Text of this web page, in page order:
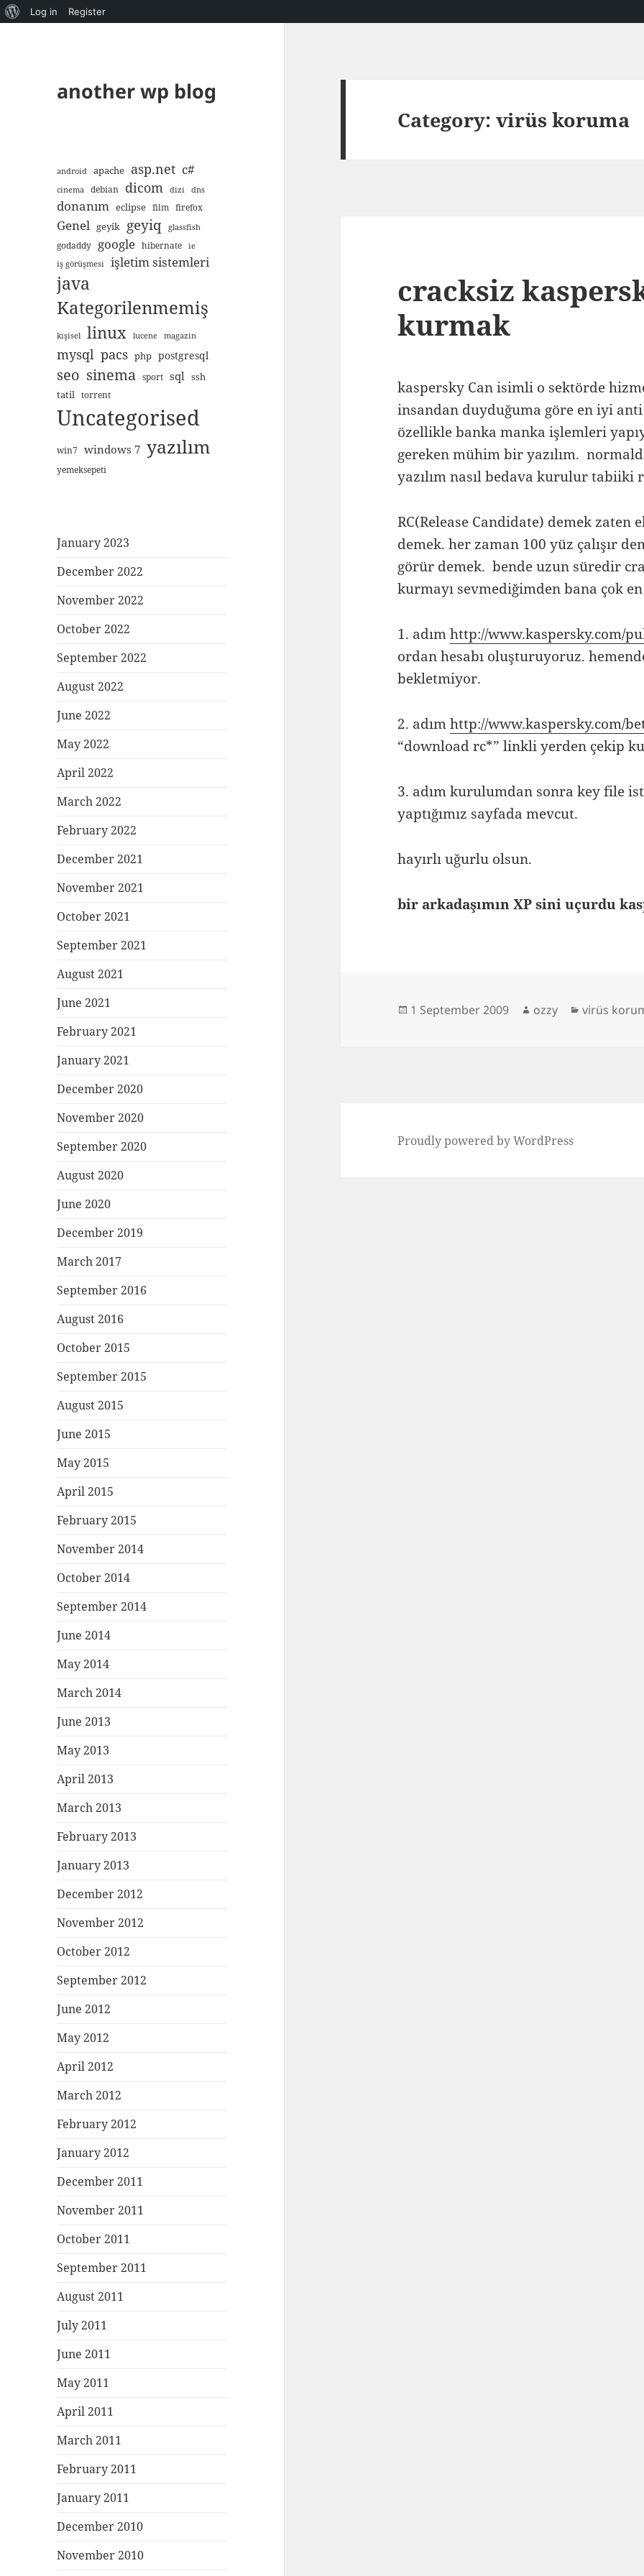
About
Log in Register
another wp blog
android apache asp.net c#
cinema debian dicom dizi dns
donanım eclipse film firefox
Genel geyik geyiq glassfish
godaddy google hibernate
ie
iş görüşmesi
işletim sistemleri
java
Kategorilenmemiş
kişisel linux lucene magazin
mysql pacs php postgresql
seo sinema sport sql ssh
tatil torrent
Uncategorised
win7 windows 7 yazılım
yemeksepeti
January 2023
December 2022
November 2022
October 2022
September 2022
August 2022
June 2022
May 2022
April 2022
March 2022
February 2022
December 2021
November 2021
October 2021
September 2021
August 2021
June 2021
February 2021
January 2021
December 2020
November 2020
September 2020
August 2020
June 2020
December 2019
March 2017
September 2016
August 2016
October 2015
September 2015
August 2015
June 2015
May 2015
April 2015
February 2015
November 2014
October 2014
September 2014
June 2014
May 2014
March 2014
June 2013
May 2013
April 2013
March 2013
February 2013
January 2013
December 2012
November 2012
October 2012
September 2012
June 2012
May 2012
April 2012
March 2012
February 2012
January 2012
December 2011
November 2011
October 2011
September 2011
August 2011
July 2011
June 2011
May 2011
April 2011
March 2011
February 2011
January 2011
December 2010
November 2010
Category:virüs koruma
cracksiz
kurmak
kaspersky Can isimli o sektörde
insandan duyduğuma göre en iyi
özellikle banka manka işlemleri
gereken mühim bir yazılım.
yazılım nasıl bedava kurulur tabiiki
RC(Release Candidate) demek
demek. her zaman 100 yüz çalışır
görür demek. bende uzun süredir
kurmayı sevmediğimden bana çok
1. adımhttp://www.kaspersky.com/
ordan hesabı oluşturuyoruz.
bekletmiyor.
2. adımhttp://www.kaspersky.com/
“download rc*” linkli yerden çekip
3. adım kurulumdan sonra key file
yaptığımız sayfada mevcut.
hayırlı uğurlu olsun.
bir arkadaşımın XP sini uçurdu
Posted
1 September 2009 Author
ozzy Categories
virüs
Proudly powered by WordPress